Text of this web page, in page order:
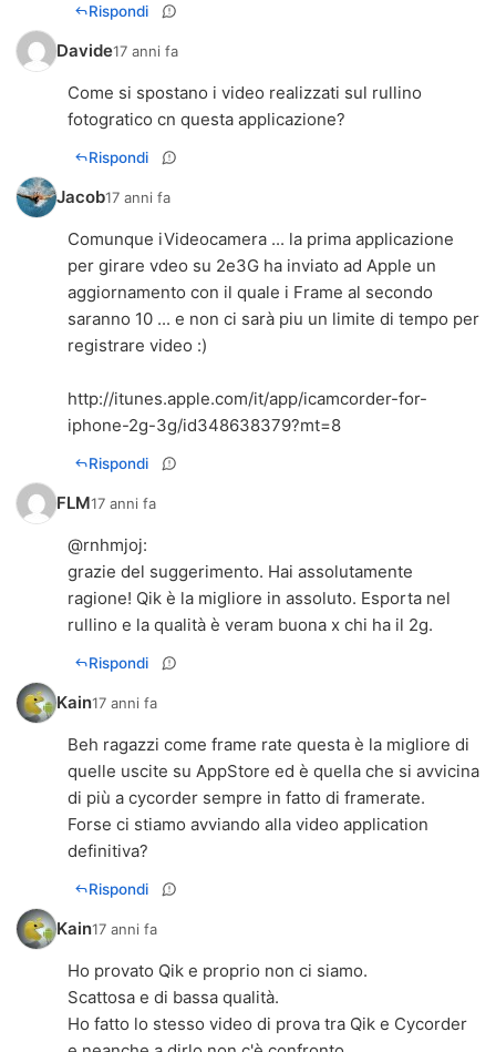
Rispondi
Davide17 anni fa
Come si spostano i video realizzati sul rullino
fotogratico cn questa applicazione?
Rispondi
Jacob17 anni fa
Comunque iVideocamera ... la prima applicazione
per girare vdeo su 2e3G ha inviato ad Apple un
aggiornamento con il quale i Frame al secondo
saranno 10 ... e non ci sarà piu un limite di tempo per
registrare video :)
http://itunes.apple.com/it/app/icamcorder-for-
iphone-2g-3g/id348638379?mt=8
Rispondi
FLM17 anni fa
@rnhmjoj:
grazie del suggerimento. Hai assolutamente
ragione! Qik è la migliore in assoluto. Esporta nel
rullino e la qualità è veram buona x chi ha il 2g.
Rispondi
Kain17 anni fa
Beh ragazzi come frame rate questa è la migliore di
quelle uscite su AppStore ed è quella che si avvicina
di più a cycorder sempre in fatto di framerate.
Forse ci stiamo avviando alla video application
definitiva?
Rispondi
Kain17 anni fa
Ho provato Qik e proprio non ci siamo.
Scattosa e di bassa qualità.
Ho fatto lo stesso video di prova tra Qik e Cycorder